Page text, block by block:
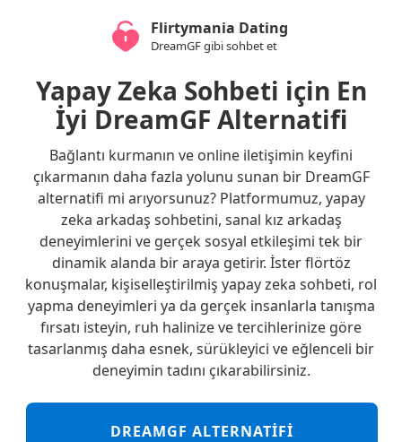
Flirtymania Dating
DreamGF gibi sohbet et
Yapay Zeka Sohbeti için En
İyi DreamGF Alternatifi
Bağlantı kurmanın ve online iletişimin keyfini
çıkarmanın daha fazla yolunu sunan bir DreamGF
alternatifi mi arıyorsunuz? Platformumuz, yapay
zeka arkadaş sohbetini, sanal kız arkadaş
deneyimlerini ve gerçek sosyal etkileşimi tek bir
dinamik alanda bir araya getirir. İster flörtöz
konuşmalar, kişiselleştirilmiş yapay zeka sohbeti, rol
yapma deneyimleri ya da gerçek insanlarla tanışma
fırsatı isteyin, ruh halinize ve tercihlerinize göre
tasarlanmış daha esnek, sürükleyici ve eğlenceli bir
deneyimin tadını çıkarabilirsiniz.
DREAMGF ALTERNATIFI